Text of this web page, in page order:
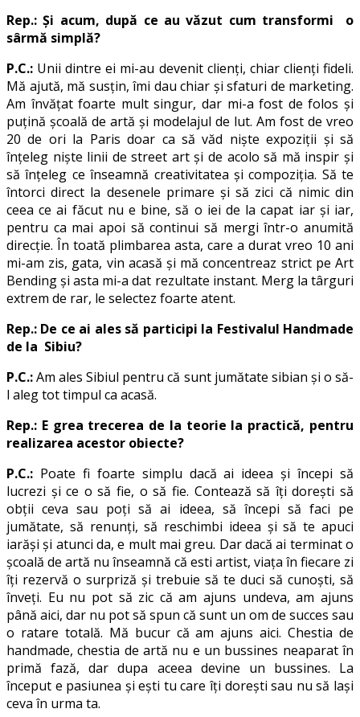
Rep.: Și acum, după ce au văzut cum transformi o
sârmă simplă?
P.C.: Unii dintre ei mi-au devenit clienți, chiar clienți fideli.
Mă ajută, mă susțin, îmi dau chiar și sfaturi de marketing.
Am învățat foarte mult singur, dar mi-a fost de folos și
puțină școală de artă și modelajul de lut. Am fost de vreo
20 de ori la Paris doar ca să văd niște expoziții și să
înțeleg niște linii de street art și de acolo să mă inspir și
să înțeleg ce înseamnă creativitatea și compoziția. Să te
întorci direct la desenele primare și să zici că nimic din
ceea ce ai făcut nu e bine, să o iei de la capat iar și iar,
pentru ca mai apoi să continui să mergi într-o anumită
direcție. În toată plimbarea asta, care a durat vreo 10 ani
mi-am zis, gata, vin acasă și mă concentreaz strict pe Art
Bending și asta mi-a dat rezultate instant. Merg la târguri
extrem de rar, le selectez foarte atent.
Rep.: De ce ai ales să participi la Festivalul Handmade
de la Sibiu?
P.C.:Am ales Sibiul pentru că sunt jumătate sibian și o să-
l aleg tot timpul ca acasă.
Rep.: E grea trecerea de la teorie la practică, pentru
realizarea acestor obiecte?
P.C.: Poate fi foarte simplu dacă ai ideea și începi să
lucrezi și ce o să fie, o să fie. Contează să îți dorești să
obții ceva sau poți să ai ideea, să începi să faci pe
jumătate, să renunți, să reschimbi ideea și să te apuci
iarăși și atunci da, e mult mai greu. Dar dacă ai terminat o
școală de artă nu înseamnă că esti artist, viața în fiecare zi
îți rezervă o surpriză și trebuie să te duci să cunoști, să
înveți. Eu nu pot să zic că am ajuns undeva, am ajuns
până aici, dar nu pot să spun că sunt un om de succes sau
o ratare totală. Mă bucur că am ajuns aici. Chestia de
handmade, chestia de artă nu e un bussines neaparat în
primă fază, dar dupa aceea devine un bussines. La
început e pasiunea și ești tu care îți dorești sau nu să lași
ceva în urma ta.